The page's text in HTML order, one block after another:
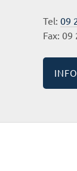
Tel: 09
Fax: 09